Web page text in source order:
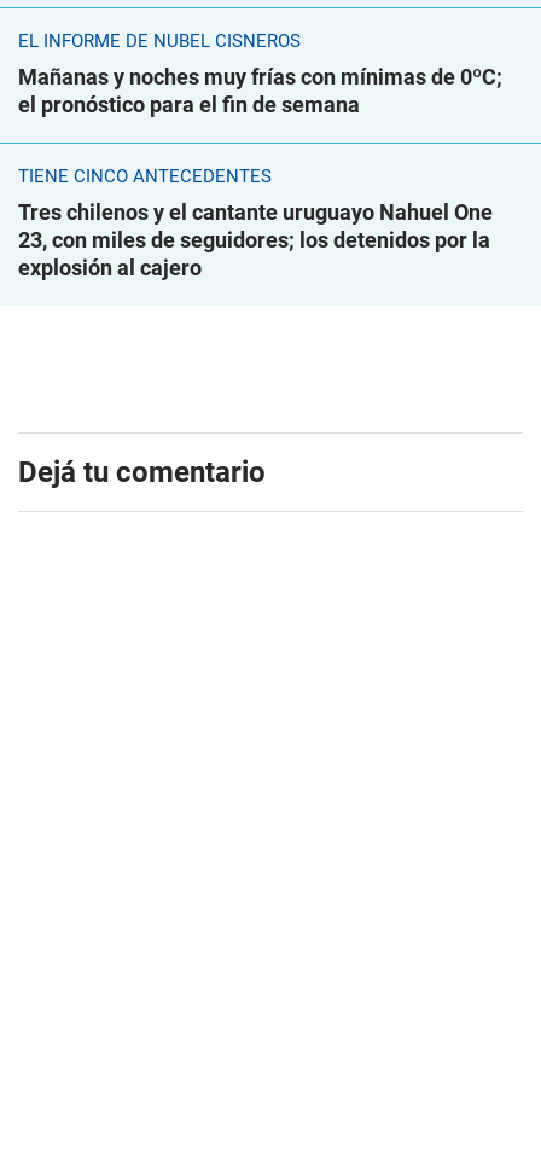
EL INFORME DE NUBEL CISNEROS
Mañanas y noches muy frías con mínimas de 0ºC;
el pronóstico para el fin de semana
TIENE CINCO ANTECEDENTES
Tres chilenos y el cantante uruguayo Nahuel One
23, con miles de seguidores; los detenidos por la
explosión al cajero
Dejá tu comentario